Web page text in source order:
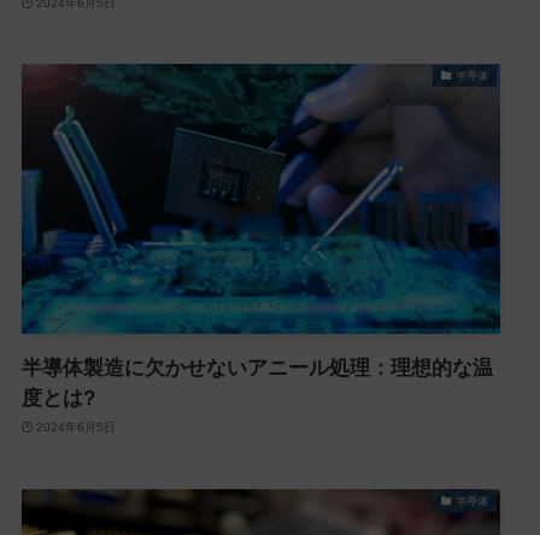
2024年6月5日
半導体
半導体製造に欠かせないアニール処理：理想的な温
度とは?
2024年6月5日
半導体